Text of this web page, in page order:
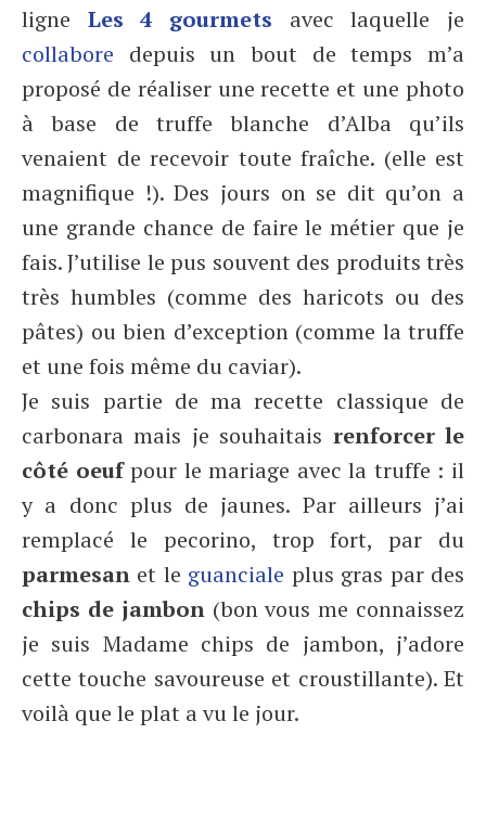
ligne Les 4 gourmets avec laquelle je
collabore depuis un bout de temps m’a
proposé de réaliser une recette et une photo
à base de truffe blanche d’Alba qu’ils
venaient de recevoir toute fraîche. (elle est
magnifique !). Des jours on se dit qu’on a
une grande chance de faire le métier que je
fais. J’utilise le pus souvent des produits très
très humbles (comme des haricots ou des
pâtes) ou bien d’exception (comme la truffe
et une fois même du caviar).
Je suis partie de ma recette classique de
carbonara mais je souhaitais renforcer le
côté oeufpour le mariage avec la truffe : il
y a donc plus de jaunes. Par ailleurs j’ai
remplacé le pecorino, trop fort, par du
parmesan et le guanciale plus gras par des
chips de jambon(bon vous me connaissez
je suis Madame chips de jambon, j’adore
cette touche savoureuse et croustillante). Et
voilà que le plat a vu le jour.